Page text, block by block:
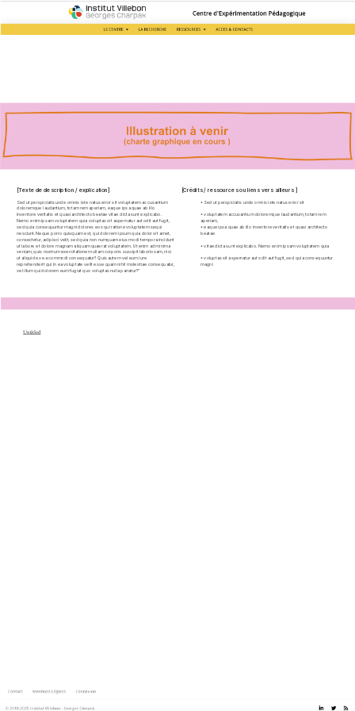
[Texte de description / explication] [Crédits / ressources ou liens vers ailleurs ]
Sed ut perspiciatis unde omnis iste natus error sit voluptatem accusantium
doloremque laudantium, totam rem aperiam, eaque ipsa quae ab illo
inventore veritatis et quasi architecto beatae vitae dicta sunt explicabo.
Nemo enim ipsam voluptatem quia voluptas sit aspernatur aut odit aut fugit,
sed quia consequuntur magni dolores eos qui ratione voluptatem sequi
nesciunt. Neque porro quisquam est, qui dolorem ipsum quia dolor sit amet,
consectetur, adipisci velit, sed quia non numquam eius modi tempora incidunt
ut labore et dolore magnam aliquam quaerat voluptatem. Ut enim ad minima
veniam, quis nostrum exercitationem ullam corporis suscipit laboriosam, nisi
ut aliquid ex ea commodi consequatur? Quis autem vel eum iure
reprehenderit qui in ea voluptate velit esse quam nihil molestiae consequatur,
vel illum qui dolorem eum fugiat quo voluptas nulla pariatur?”
• Sed ut perspiciatis unde omnis iste natus error sit
• voluptatem accusantium doloremque laudantium, totam rem
aperiam,
• eaque ipsa quae ab illo inventore veritatis et quasi architecto
beatae
• vitae dicta sunt explicabo. Nemo enim ipsam voluptatem quia
• voluptas sit aspernatur aut odit aut fugit, sed quia consequuntur
magni